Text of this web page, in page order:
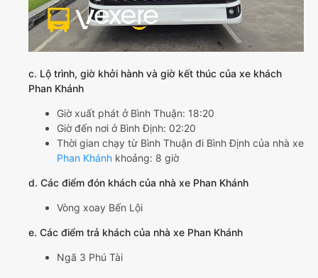
c. Lộ trình, giờ khởi hành và giờ kết thúc của xe khách
Phan Khánh
Giờ xuất phát ở Bình Thuận: 18:20
Giờ đến nơi ở Bình Định: 02:20
Thời gian chạy từ Bình Thuận đi Bình Định của nhà xe
Phan Khánh khoảng: 8 giờ
d. Các điểm đón khách của nhà xe Phan Khánh
Vòng xoay Bến Lội
e. Các điểm trả khách của nhà xe Phan Khánh
Ngã 3 Phú Tài